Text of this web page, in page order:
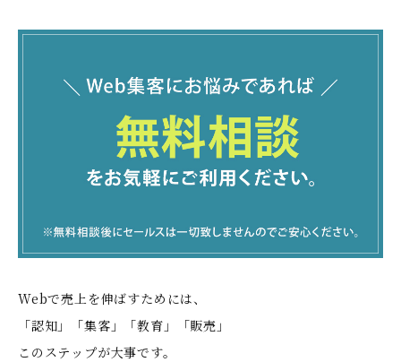
Webで売上を伸ばすためには、
「認知」「集客」「教育」「販売」
このステップが大事です。